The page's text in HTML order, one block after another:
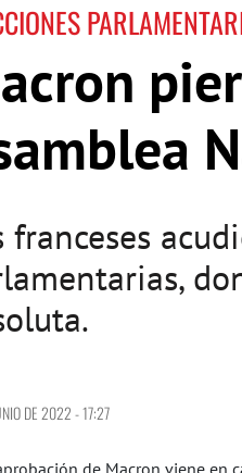
franceses
DE 2022 - 17:27